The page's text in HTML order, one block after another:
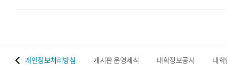
개인정보처리방침 게시판 운영세칙 대학정보공시 대